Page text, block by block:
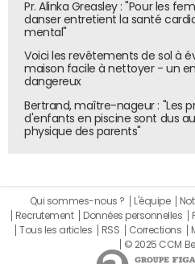
Pr. Alinka Greasley : "Pour les
danser entretient la santé
mental"
Voici les revêtements de sol à
maison facile à nettoyer - un
dangereux
Bertrand, maître-nageur : "Les
d'enfants en piscine sont dus
physique des parents"
Qui sommes-nous ? L'équipe
Recrutement
Données personnelles
Tous les articles
RSS Corrections
© 2025 CCM